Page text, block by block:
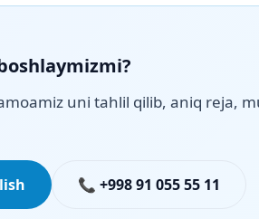
uni tahlil qilib, aniq reja,
📞 +998 91 055 55 11